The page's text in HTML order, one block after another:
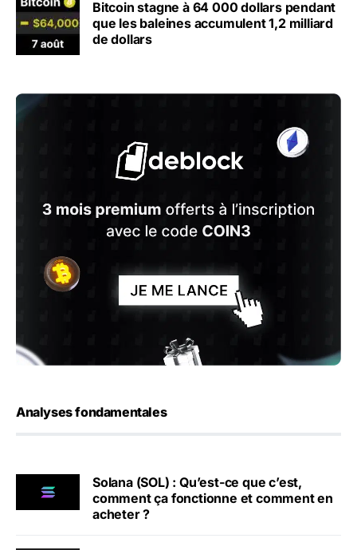
Bitcoin stagne à 64 000 dollars pendant
que les baleines accumulent 1,2 milliard
de dollars
Analyses fondamentales
Solana (SOL) : Qu’est-ce que c’est,
comment ça fonctionne et comment en
acheter ?